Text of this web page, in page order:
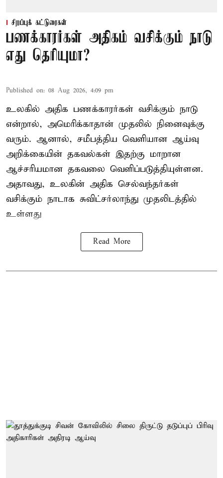
சிறப்புக் கட்டுரைகள்
பணக்காரர்கள் அதிகம் வசிக்கும் நாடு
எது தெரியுமா?
Published on: 08 Aug 2026, 4:09 pm
உலகில் அதிக பணக்காரர்கள் வசிக்கும் நாடு
என்றால், அமெரிக்காதான் முதலில் நினைவுக்கு
வரும். ஆனால், சமீபத்திய வெளியான ஆய்வு
அறிக்கையின் தகவல்கள் இதற்கு மாறான
ஆச்சரியமான தகவலை வெளிப்படுத்தியுள்ளன.
அதாவது, உலகின் அதிக செல்வந்தர்கள்
வசிக்கும் நாடாக சுவிட்சர்லாந்து முதலிடத்தில்
உள்ளது
Read More